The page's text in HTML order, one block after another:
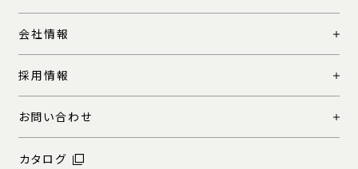
会社情報
採用情報
お問い合わせ
カタログ